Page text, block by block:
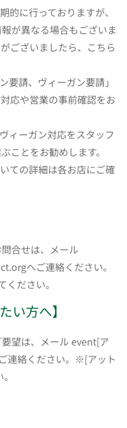
的に行っておりますが、
が異なる場合もございま
ございましたら、こちら
要請、ヴィーガン要請」
応や営業の事前確認をお
ィーガン対応をスタッフ
ことをお勧めします。
ての詳細は各お店にご確
合せは、メール
へご連絡ください。
ださい。
い方へ】
望は、メール event[ア
連絡ください。※[アット